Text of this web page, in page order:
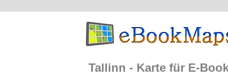
Tallinn - Karte für E-